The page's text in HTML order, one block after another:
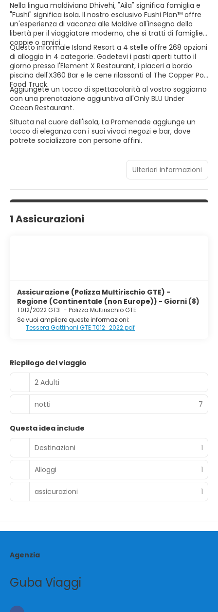
Nella lingua maldiviana Dhivehi, "Aila" significa famiglia e
"Fushi" significa isola. Il nostro esclusivo Fushi Plan™ offre
un'esperienza di vacanza alle Maldive all'insegna della
libertà per il viaggiatore moderno, che si tratti di famiglie,
coppie o amici.
Questo informale Island Resort a 4 stelle offre 268 opzioni
di alloggio in 4 categorie. Godetevi i pasti aperti tutto il
giorno presso l'Element X Restaurant, i piaceri a bordo
piscina dell'X360 Bar e le cene rilassanti al The Copper Pot
Food Truck.
Aggiungete un tocco di spettacolarità al vostro soggiorno
con una prenotazione aggiuntiva all'Only BLU Under
Ocean Restaurant.
Situata nel cuore dell'isola, La Promenade aggiunge un
tocco di eleganza con i suoi vivaci negozi e bar, dove
potrete socializzare con persone affini.
Ulteriori informazioni
1 Assicurazioni
Assicurazione (Polizza Multirischio GTE) -
Regione (Continentale (non Europe)) - Giorni (8)
T012/2022 GT3 - Polizza Multirischio GTE
Se vuoi ampliare queste informazioni:
Tessera Gattinoni GTE T012_2022.pdf
Riepilogo del viaggio
2 Adulti
notti 7
Questa idea include
Destinazioni
1
Alloggi 1
assicurazioni 1
Agenzia
Guba Viaggi